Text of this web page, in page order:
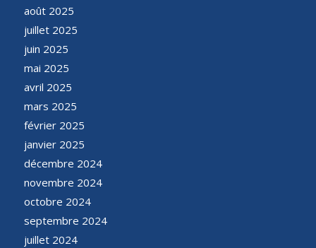
août 2025
juillet 2025
juin 2025
mai 2025
avril 2025
mars 2025
février 2025
janvier 2025
décembre 2024
novembre 2024
octobre 2024
septembre 2024
juillet 2024